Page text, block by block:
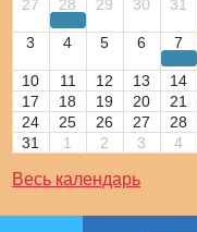
27 28 29 30 31
3 4 5 6 7
10 11 12 13 14
17
18 19 20 21
24
25 26 27 28
31
1 2 3 4
Весь календарь